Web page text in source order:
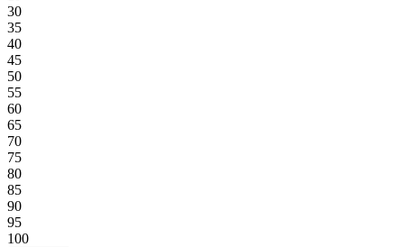
30
35
40
45
50
55
60
65
70
75
80
85
90
95
100